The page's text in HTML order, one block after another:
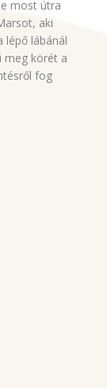
most útra
aki
lépő lábánál
meg körét a
fog